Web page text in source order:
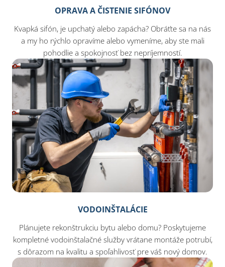
OPRAVA A ČISTENIE SIFÓNOV
Kvapká sifón, je upchatý alebo zapácha? Obráťte sa na nás
a my ho rýchlo opravíme alebo vymeníme, aby ste mali
pohodlie a spokojnosť bez nepríjemností.
VODOINŠTALÁCIE
Plánujete rekonštrukciu bytu alebo domu? Poskytujeme
kompletné vodoinštalačné služby vrátane montáže potrubí,
s dôrazom na kvalitu a spoľahlivosť pre váš nový domov.